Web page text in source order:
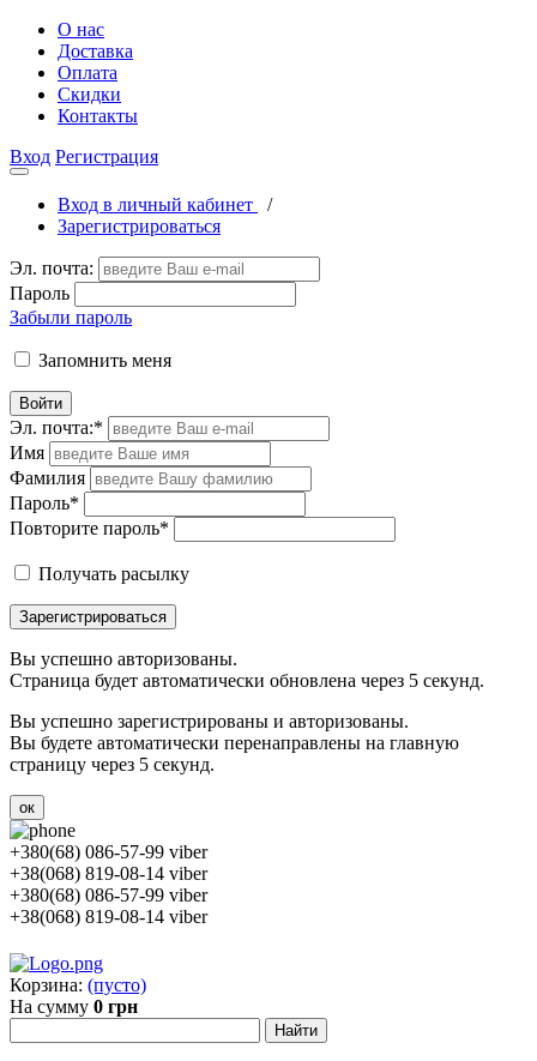
О нас
Доставка
Оплата
Скидки
Контакты
Вход Регистрация
Вход в личный кабинет
/
Зарегистрироваться
Эл. почта:
Пароль
Забыли пароль
Запомнить меня
Войти
Эл. почта:*
Имя
Фамилия
Пароль*
Повторите пароль*
Получать расылку
Зарегистрироваться
Вы успешно авторизованы.
Страница будет автоматически обновлена через 5 секунд.
Вы успешно зарегистрированы и авторизованы.
Вы будете автоматически перенаправлены на главную
страницу через 5 секунд.
ок
+380(68) 086-57-99 viber
+38(068) 819-08-14 viber
+380(68) 086-57-99 viber
+38(068) 819-08-14 viber
Корзина: (пусто)
На сумму 0 грн